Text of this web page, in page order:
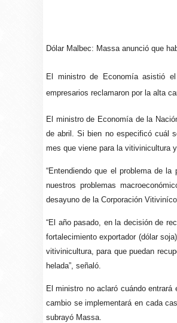
Dólar Malbec: Massa anunció que
El ministro de Economía asistió
empresarios reclamaron por la alta
El ministro de Economía de la
de abril. Si bien no especificó cuál
mes que viene para la vitivinicultura
“Entendiendo que el problema de
nuestros problemas
desayuno de la Corporación
“El año pasado, en la decisión de
fortalecimiento exportador (dólar
vitivinicultura, para que puedan
helada”, señaló.
El ministro no aclaró cuándo
cambio se implementará en cada
subrayó Massa.